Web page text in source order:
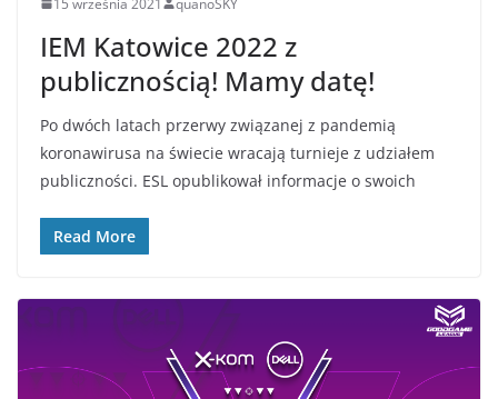
IEM Katowice 2022 z
publicznością! Mamy datę!
Po dwóch latach przerwy związanej z pandemią
koronawirusa na świecie wracają turnieje z udziałem
publiczności. ESL opublikował informacje o swoich
Read More